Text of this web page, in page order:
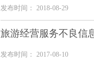
发布时间： 2018-08-29
旅游经营服务不良信
发布时间： 2017-08-10